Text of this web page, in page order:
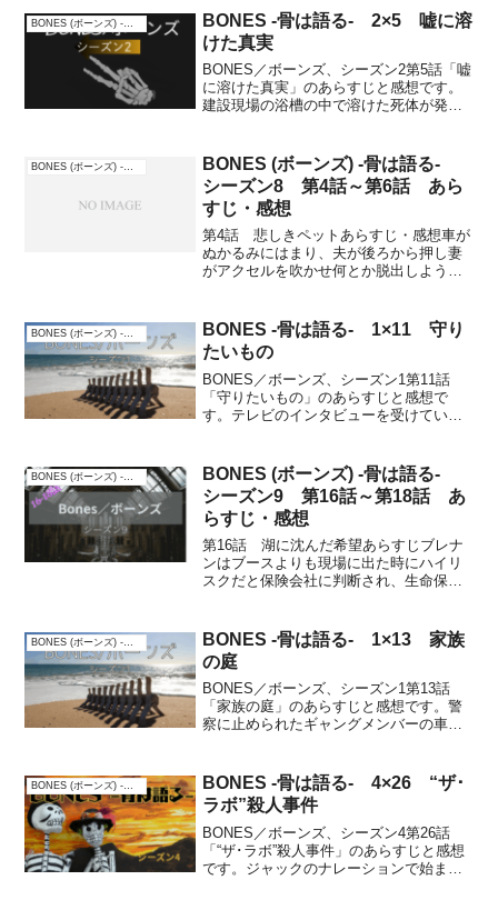
BONES -骨は語る- 2×5 嘘に溶
けた真実
BONES／ボーンズ、シーズン2第5話「嘘
に溶けた真実」のあらすじと感想です。
建設現場の浴槽の中で溶けた死体が発見
方なので、浴槽ごと研究所に運ぶこと
に。あらすじ大腿骨の...
BONES (ボーンズ) -骨は語る-
BONES (ボーンズ) -骨は語る-
シーズン8 第4話～第6話 あら
すじ・感想
第4話 悲しきペットあらすじ・感想車が
ぬかるみにはまり、夫が後ろから押し妻
がアクセルを吹かせ何とか脱出しようと
ブレナンとブースが現場にやって来て頭
蓋骨の分析を始め、ホッ...
BONES -骨は語る- 1×11 守り
たいもの
BONES／ボーンズ、シーズン1第11話
「守りたいもの」のあらすじと感想で
す。テレビのインタビューを受けている
その息子が誘拐された事件に手を貸して
欲しいとすぐに現場へ。...
BONES (ボーンズ) -骨は語る-
シーズン9 第16話～第18話 あ
らすじ・感想
第16話 湖に沈んだ希望あらすじブレナ
ンはブースよりも現場に出た時にハイリ
スクだと保険会社に判断され、生命保険
ース達は現場へ。バッグの中には遺体だ
けでなく、ヤツメウナギ...
BONES (ボーンズ) -骨は語る-
BONES -骨は語る- 1×13 家族
の庭
BONES／ボーンズ、シーズン1第13話
「家族の庭」のあらすじと感想です。警
察に止められたギャングメンバーの車の
墓から掘り起こされたもので、逮捕され
た男の首にはギャング...
BONES (ボーンズ) -骨は語る-
BONES -骨は語る- 4×26 “ザ･
ラボ”殺人事件
BONES／ボーンズ、シーズン4第26話
「“ザ･ラボ”殺人事件」のあらすじと感想
です。ジャックのナレーションで始まる